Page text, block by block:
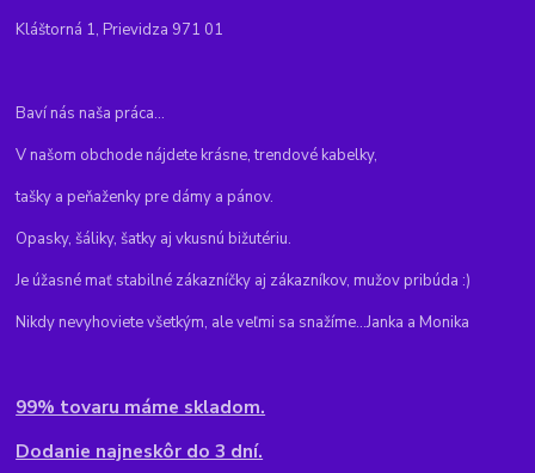
Kláštorná 1, Prievidza 971 01
Baví nás naša práca...
V našom obchode nájdete krásne, trendové kabelky,
tašky a peňaženky pre dámy a pánov.
Opasky, šáliky, šatky aj vkusnú bižutériu.
Je úžasné mať stabilné zákazníčky aj zákazníkov, mužov pribúda :)
Nikdy nevyhoviete všetkým, ale veľmi sa snažíme...Janka a Monika
99% tovaru máme skladom.
Dodanie najneskôr do 3 dní.